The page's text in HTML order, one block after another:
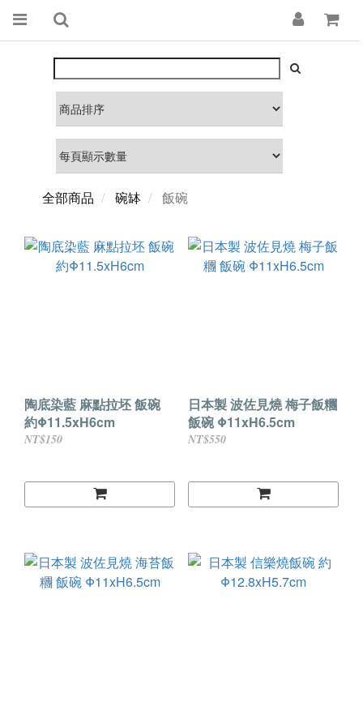
全部商品 碗缽 飯碗
陶底染藍 麻點拉坯 飯碗
約Φ11.5xH6cm
NT$150
日本製 波佐見燒 梅子飯糰
飯碗 Φ11xH6.5cm
NT$550